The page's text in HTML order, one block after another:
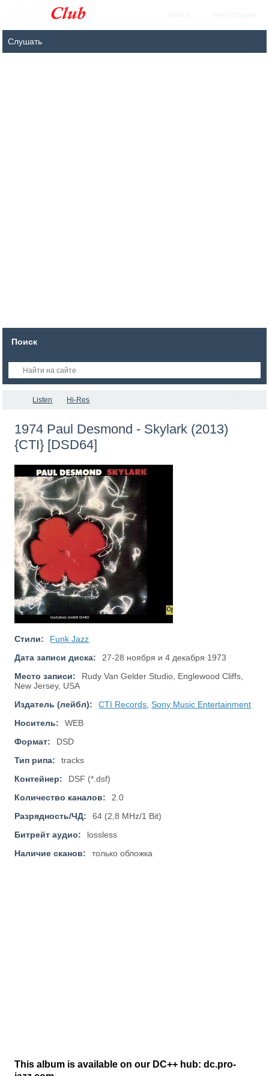
Поиск
Listen Hi-Res
1974 Paul Desmond - Skylark (2013)
{CTI} [DSD64]
Стили:
Funk Jazz
Дата записи диска:
27-28 ноября и 4 декабря 1973
Место записи:
Rudy Van Gelder Studio, Englewood Cliffs,
New Jersey, USA
Издатель (лейбл):
CTI Records ,Sony Music Entertainment
Носитель:
WEB
Формат:
DSD
Тип рипа:
tracks
Контейнер:
DSF (*.dsf)
Количество каналов:
2.0
Разрядность/ЧД:
64 (2,8 MHz/1 Bit)
Битрейт аудио:
lossless
Наличие сканов:
только обложка
This album is available on our DC++ hub: dc.pro-